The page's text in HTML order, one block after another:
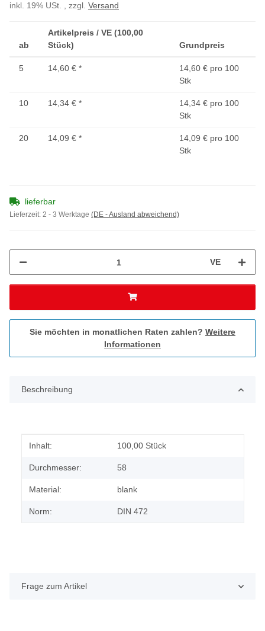
inkl. 19% USt. , zzgl. Versand
ab
Artikelpreis / VE (100,00
Stück)
Grundpreis
5 14,60 € *
14,60 € pro 100
Stk
10 14,34 € *
14,34 € pro 100
Stk
20 14,09 € *
14,09 € pro 100
Stk
lieferbar
Lieferzeit: 2 - 3 Werktage (DE - Ausland abweichend)
VE
Sie möchten in monatlichen Raten zahlen? Weitere
Informationen
Beschreibung
Produkteigenschaft
Wert
Inhalt: 100,00 Stück
Durchmesser: 58
Material: blank
Norm: DIN 472
Frage zum Artikel